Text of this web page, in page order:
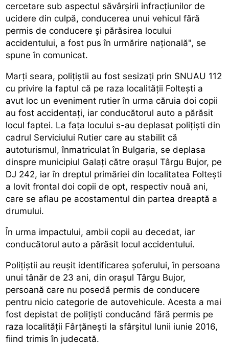
cercetare sub aspectul săvârșirii infracțiunilor de
ucidere din culpă, conducerea unui vehicul fără
permis de conducere și părăsirea locului
accidentului, a fost pus în urmărire națională", se
spune în comunicat.
Marți seara, polițiștii au fost sesizați prin SNUAU 112
cu privire la faptul că pe raza localității Foltești a
avut loc un eveniment rutier în urma căruia doi copii
au fost accidentați, iar conducătorul auto a părăsit
locul faptei. La fața locului s-au deplasat polițiști din
cadrul Serviciului Rutier care au stabilit că
autoturismul, înmatriculat în Bulgaria, se deplasa
dinspre municipiul Galați către orașul Târgu Bujor, pe
DJ 242, iar în dreptul primăriei din localitatea Foltești
a lovit frontal doi copii de opt, respectiv nouă ani,
care se aflau pe acostamentul din partea dreaptă a
drumului.
În urma impactului, ambii copii au decedat, iar
conducătorul auto a părăsit locul accidentului.
Polițiștii au reușit identificarea șoferului, în persoana
unui tânăr de 23 ani, din orașul Târgu Bujor,
persoană care nu posedă permis de conducere
pentru nicio categorie de autovehicule. Acesta a mai
fost depistat de polițiști conducând fără permis pe
raza localității Fârțănești la sfârșitul lunii iunie 2016,
fiind trimis în judecată.